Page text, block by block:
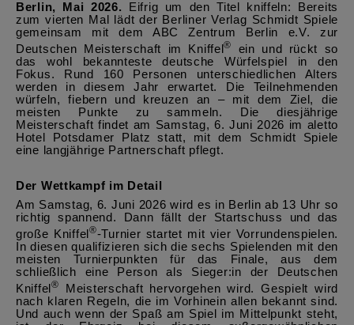
Berlin, Mai 2026. Eifrig um den Titel kniffeln: Bereits
zum vierten Mal lädt der Berliner Verlag Schmidt Spiele
gemeinsam mit dem ABC Zentrum Berlin e.V. zur
Deutschen Meisterschaft im Kniffel®
ein und rückt so
das wohl bekanntestedeutsche Würfelspiel in den
Fokus. Rund 160 Personen unterschiedlichen Alters
werden in diesem Jahr erwartet. Die Teilnehmenden
würfeln, fiebern und kreuzen an – mit dem Ziel, die
meisten Punkte zu sammeln. Die diesjährige
Meisterschaft findet am Samstag, 6. Juni 2026 im aletto
Hotel Potsdamer Platz statt, mit dem Schmidt Spiele
eine langjährige Partnerschaft pflegt.
Der Wettkampf im Detail
Am Samstag, 6. Juni 2026 wird es in Berlin ab 13 Uhr so
richtig spannend. Dann fällt der Startschuss und das
große Kniffel ®-Turnier startet mit vier Vorrundenspielen.
In diesen qualifizieren sich die sechs Spielenden mit den
meisten Turnierpunkten für das Finale, aus dem
schließlich eine Person als Sieger:in der Deutschen
Kniffel®
Meisterschaft hervorgehen wird. Gespielt wird
nach klaren Regeln, die im Vorhinein allen bekannt sind.
Und auch wenn der Spaß am Spiel im Mittelpunkt steht,